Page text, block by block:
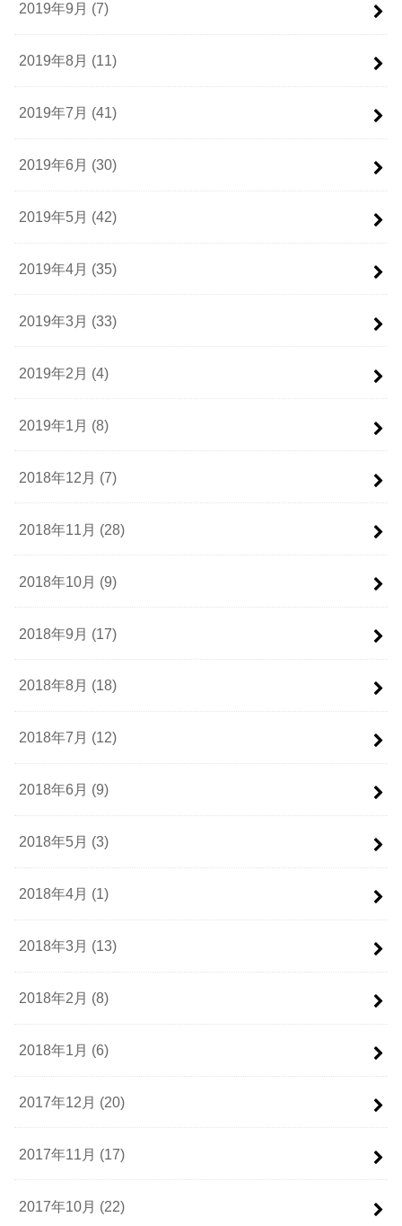
2019年9月 (7)
2019年8月 (11)
2019年7月 (41)
2019年6月 (30)
2019年5月 (42)
2019年4月 (35)
2019年3月 (33)
2019年2月 (4)
2019年1月 (8)
2018年12月 (7)
2018年11月 (28)
2018年10月 (9)
2018年9月 (17)
2018年8月 (18)
2018年7月 (12)
2018年6月 (9)
2018年5月 (3)
2018年4月 (1)
2018年3月 (13)
2018年2月 (8)
2018年1月 (6)
2017年12月 (20)
2017年11月 (17)
2017年10月 (22)